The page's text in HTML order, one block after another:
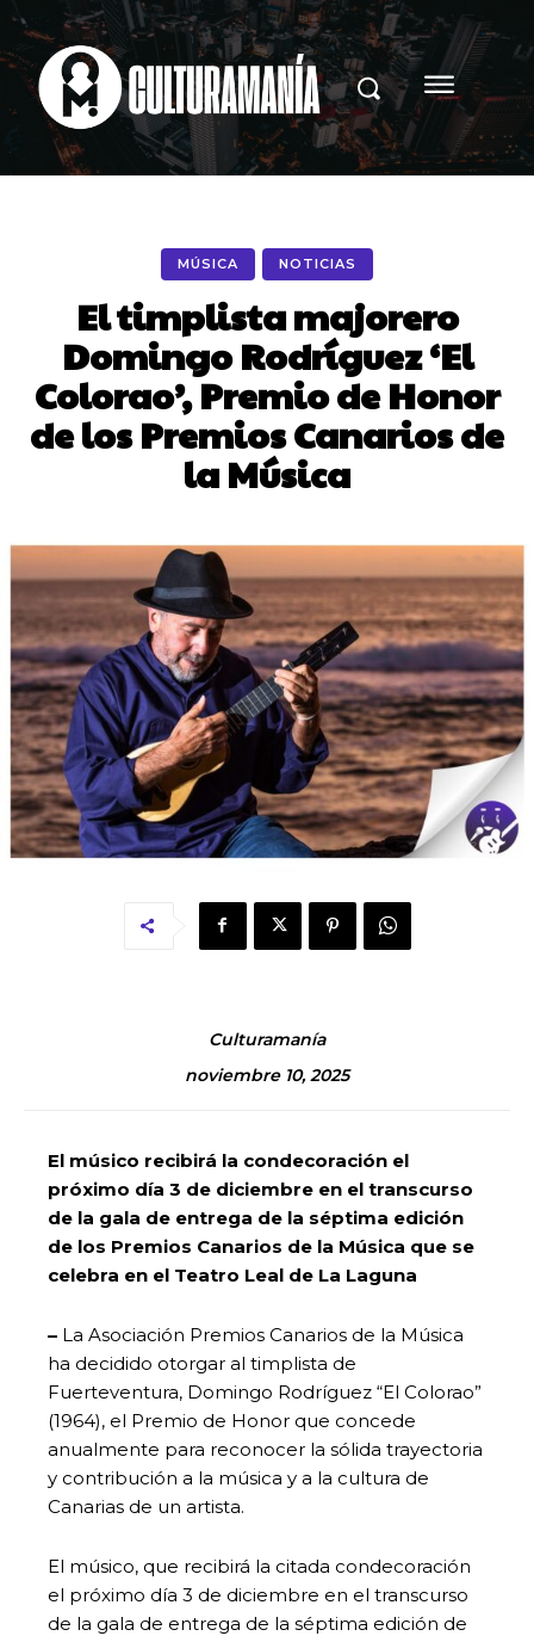
MÚSICA NOTICIAS
El timplista majorero
Domingo Rodríguez ‘El
Colorao’, Premio de Honor
de los Premios Canarios de
la Música
Culturamanía
noviembre 10, 2025
El músico recibirá la condecoración el
próximo día 3 de diciembre en el transcurso
de la gala de entrega de la séptima edición
de los Premios Canarios de la Música que se
celebra en el Teatro Leal de La Laguna
– La Asociación Premios Canarios de la Música
ha decidido otorgar al timplista de
Fuerteventura, Domingo Rodríguez “El Colorao”
(1964), el Premio de Honor que concede
anualmente para reconocer la sólida trayectoria
y contribución a la música y a la cultura de
Canarias de un artista.
El músico, que recibirá la citada condecoración
el próximo día 3 de diciembre en el transcurso
de la gala de entrega de la séptima edición de